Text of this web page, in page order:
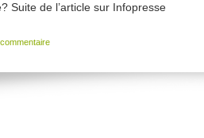
Suite de l’article sur Infopresse
commentaire